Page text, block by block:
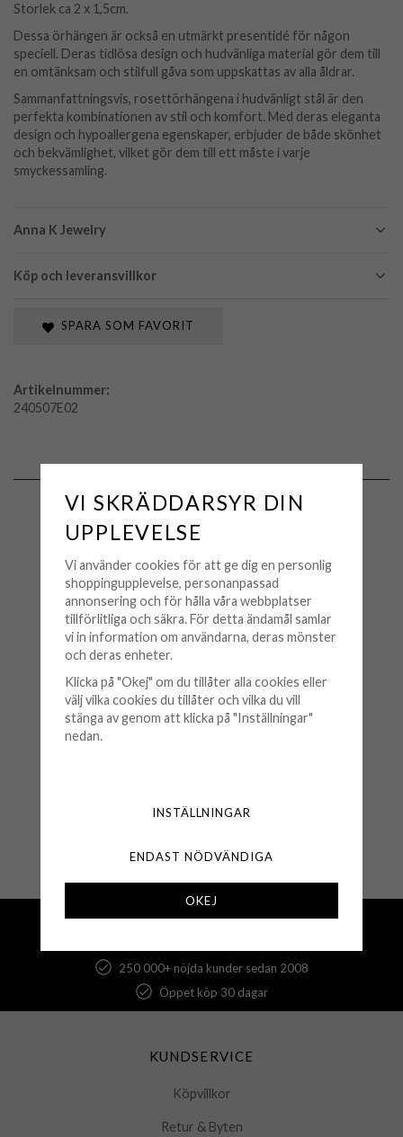
Anna K Jewelry
Köp och leveransvillkor
Storlek ca 2 x 1,5cm.
Dessa örhängen är också en utmärkt presentidé för någon
speciell. Deras tidlösa design och hudvänliga material gör dem till
en omtänksam och stilfull gåva som uppskattas av alla åldrar.
Sammanfattningsvis, rosettörhängena i hudvänligt stål är den
perfekta kombinationen av stil och komfort. Med deras eleganta
design och hypoallergena egenskaper, erbjuder de både skönhet
och bekvämlighet, vilket gör dem till ett måste i varje
smyckessamling.
SPARA SOM FAVORIT
Artikelnummer:
240507E02
ANNA K JEWELRY
Anna K Jewelry - Halsband
KÖP
Fri frakt över 500 kr
250 000+ nöjda kunder sedan 2008
Öppet köp 30 dagar
KUNDSERVICE
Köpvillkor
Retur & Byten
VI SKRÄDDARSYR DIN
UPPLEVELSE
Vi använder cookies för att ge dig en personlig
shoppingupplevelse, personanpassad
annonsering och för hålla våra webbplatser
tillförlitliga och säkra. För detta ändamål samlar
vi in information om användarna, deras mönster
och deras enheter.
Klicka på "Okej" om du tillåter alla cookies eller
välj vilka cookies du tillåter och vilka du vill
stänga av genom att klicka på "Inställningar"
nedan.
INSTÄLLNINGAR
ENDAST NÖDVÄNDIGA
OKEJ